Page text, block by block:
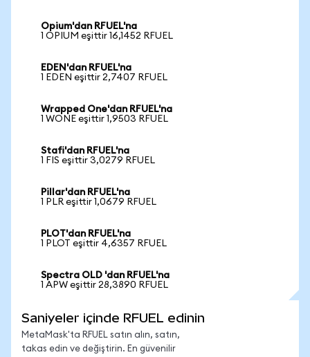
Opium'dan RFUEL'na
1 OPIUM eşittir 16,1452 RFUEL
EDEN'dan RFUEL'na
1 EDEN eşittir 2,7407 RFUEL
Wrapped One'dan RFUEL'na
1 WONE eşittir 1,9503 RFUEL
Stafi'dan RFUEL'na
1 FIS eşittir 3,0279 RFUEL
Pillar'dan RFUEL'na
1 PLR eşittir 1,0679 RFUEL
PLOT'dan RFUEL'na
1 PLOT eşittir 4,6357 RFUEL
Spectra OLD 'dan RFUEL'na
1 APW eşittir 28,3890 RFUEL
Saniyeler içinde RFUEL edinin
MetaMask'ta RFUEL satın alın, satın,
takas edin ve değiştirin. En güvenilir